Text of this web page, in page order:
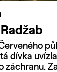
dívka
záchranu.